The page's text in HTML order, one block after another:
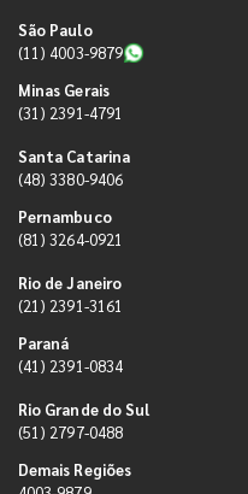
São Paulo
(11) 4003-9879
Minas Gerais
(31) 2391-4791
Santa Catarina
(48) 3380-9406
Pernambuco
(81) 3264-0921
Rio de Janeiro
(21) 2391-3161
Paraná
(41) 2391-0834
Rio Grande do Sul
(51) 2797-0488
Demais Regiões